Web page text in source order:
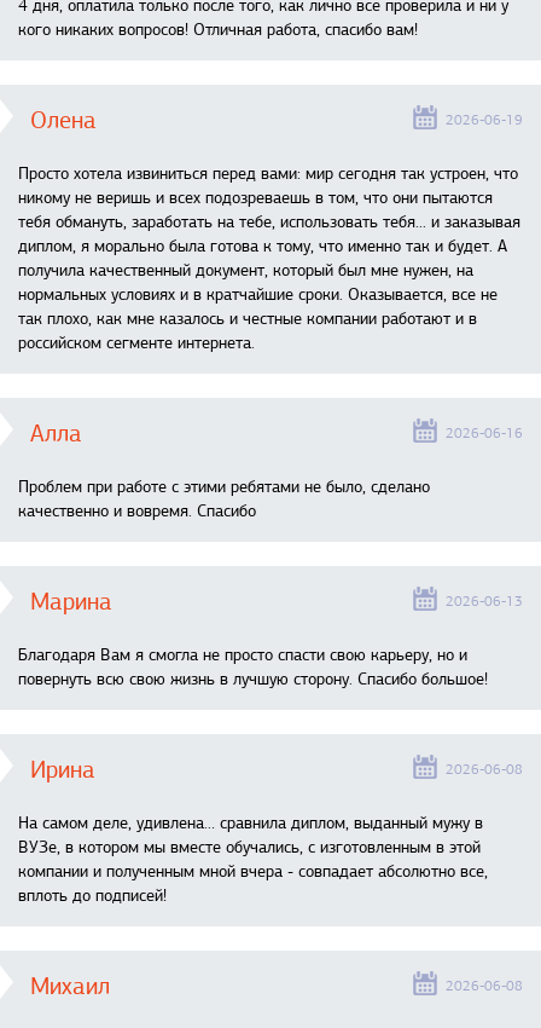
4 дня, оплатила только после того, как лично все проверила и ни у
кого никаких вопросов! Отличная работа, спасибо вам!
Олена 2026-06-19
Просто хотела извиниться перед вами: мир сегодня так устроен, что
никому не веришь и всех подозреваешь в том, что они пытаются
тебя обмануть, заработать на тебе, использовать тебя... и заказывая
диплом, я морально была готова к тому, что именно так и будет. А
получила качественный документ, который был мне нужен, на
нормальных условиях и в кратчайшие сроки. Оказывается, все не
так плохо, как мне казалось и честные компании работают и в
российском сегменте интернета.
Алла 2026-06-16
Проблем при работе с этими ребятами не было, сделано
качественно и вовремя. Спасибо
Марина 2026-06-13
Благодаря Вам я смогла не просто спасти свою карьеру, но и
повернуть всю свою жизнь в лучшую сторону. Спасибо большое!
Ирина 2026-06-08
На самом деле, удивлена… сравнила диплом, выданный мужу в
ВУЗе, в котором мы вместе обучались, с изготовленным в этой
компании и полученным мной вчера - совпадает абсолютно все,
вплоть до подписей!
Михаил 2026-06-08